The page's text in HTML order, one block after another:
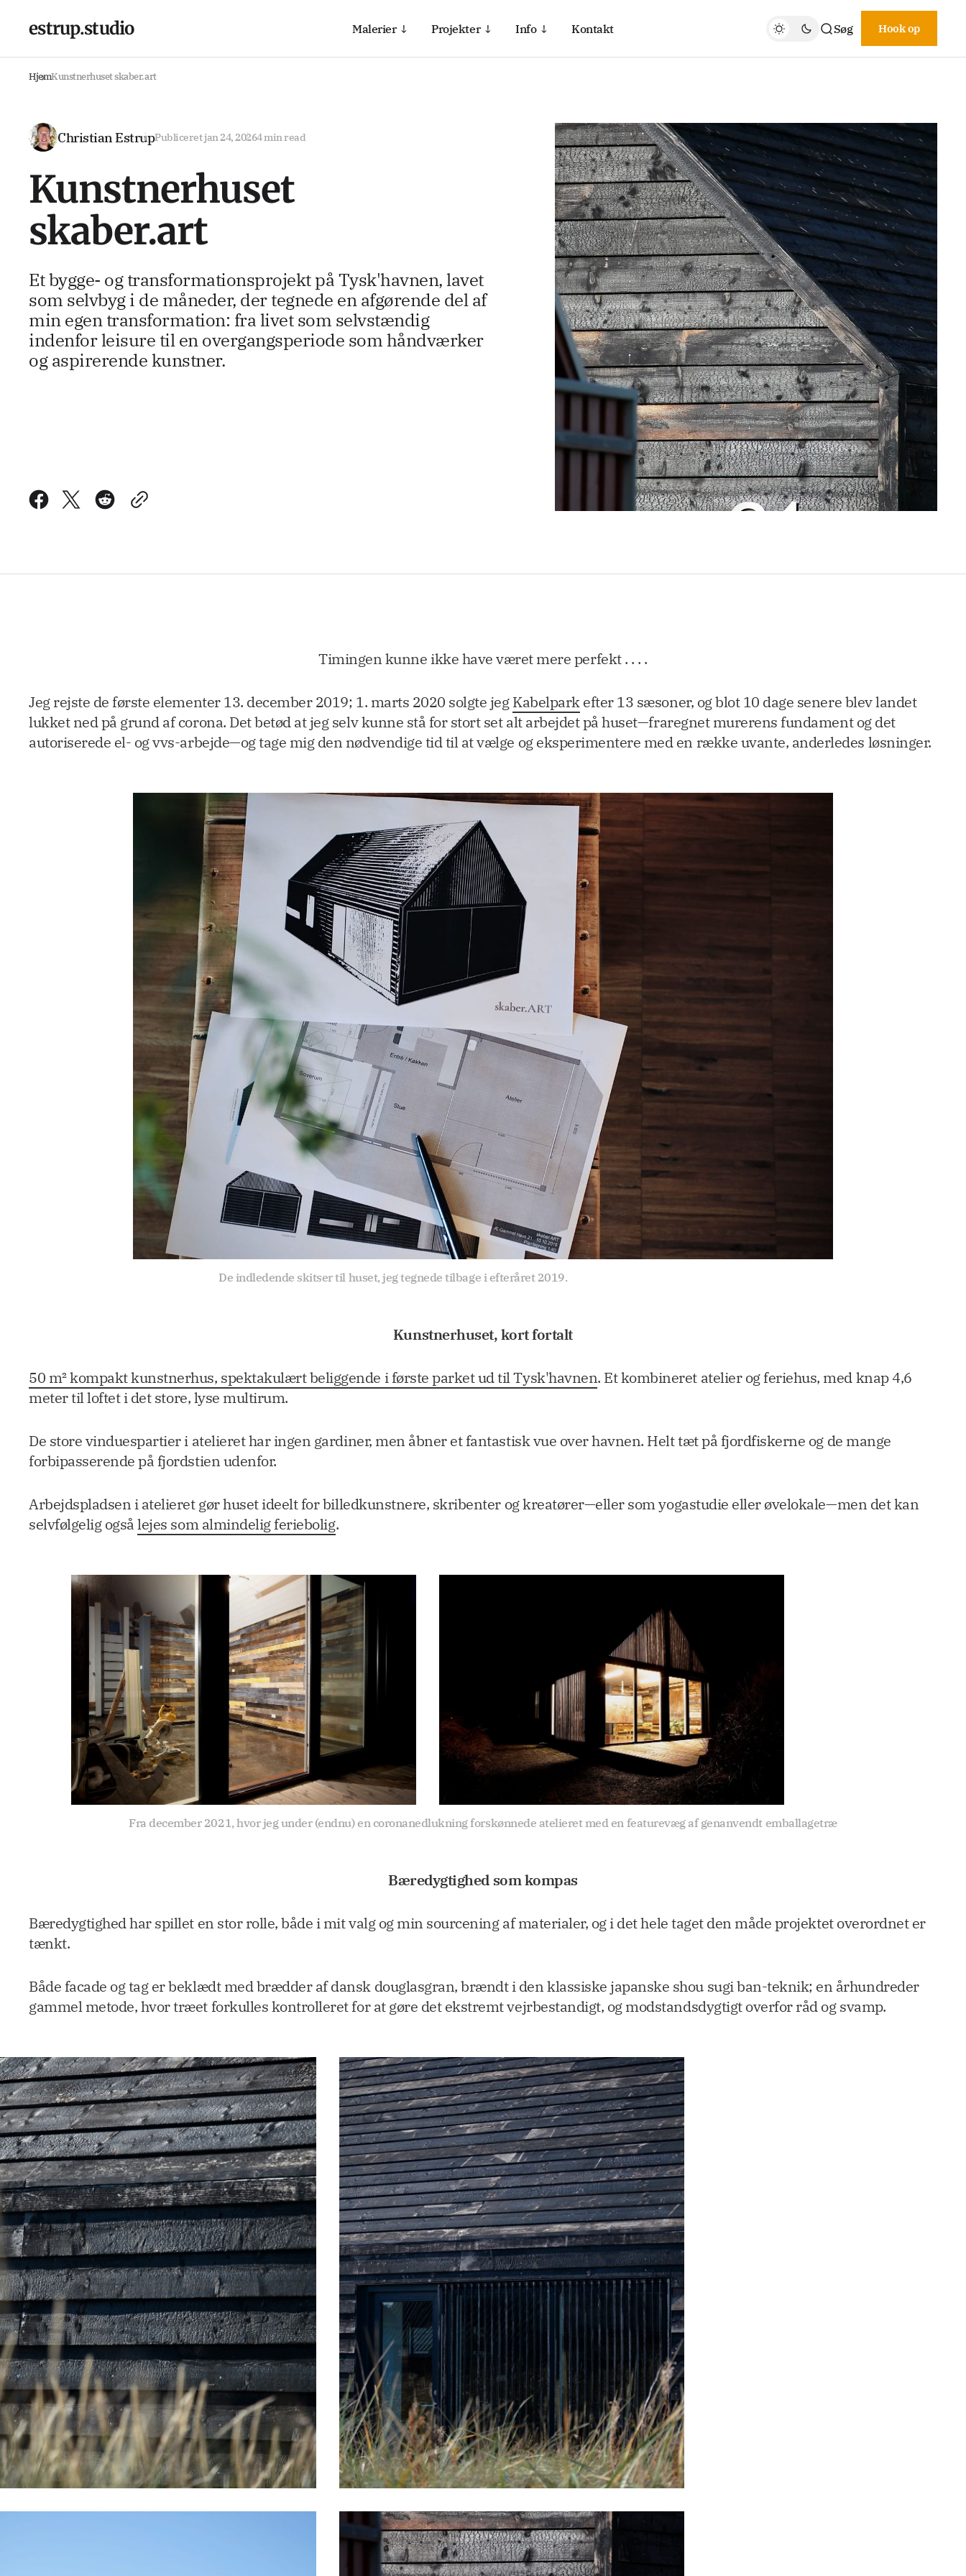
estrup.studio Malerier ↓ Projekter ↓ Info ↓ Kontakt Søg Hook op
HjemKunstnerhuset skaber.art
Christian EstrupPubliceretjan 24, 20264 min read
Kunstnerhuset
skaber.art
Et bygge- og transformationsprojekt på Tysk'havnen, lavet
som selvbyg i de måneder, der tegnede en afgørende del af
min egen transformation: fra livet som selvstændig
indenfor leisure til en overgangsperiode som håndværker
og aspirerende kunstner.
Timingen kunne ikke have været mere perfekt . . . .
Jeg rejste de første elementer 13. december 2019; 1. marts 2020 solgte jegKabelparkefter 13 sæsoner, og blot 10 dage senere blev landet
lukket ned på grund af corona. Det betød at jeg selv kunne stå for stort set alt arbejdet på huset—fraregnet murerens fundament og det
autoriserede el- og vvs-arbejde—og tage mig den nødvendige tid til at vælge og eksperimentere med en række uvante, anderledes løsninger.
De indledende skitser til huset, jeg tegnede tilbage i efteråret 2019.
Kunstnerhuset, kort fortalt
50 m² kompakt kunstnerhus, spektakulært beliggende i første parket ud til Tysk'havnen. Et kombineret atelier og feriehus, med knap 4,6
meter til loftet i det store, lyse multirum.
De store vinduespartier i atelieret har ingen gardiner, men åbner et fantastisk vue over havnen. Helt tæt på fjordfiskerne og de mange
forbipasserende på fjordstien udenfor.
Arbejdspladsen i atelieret gør huset ideelt for billedkunstnere, skribenter og kreatører—eller som yogastudie eller øvelokale—men det kan
selvfølgelig ogsålejes som almindelig feriebolig.
Fra december 2021, hvor jeg under (endnu) en coronanedlukning forskønnede atelieret med en featurevæg af genanvendt emballagetræ
Bæredygtighed som kompas
Bæredygtighed har spillet en stor rolle, både i mit valg og min sourcening af materialer, og i det hele taget den måde projektet overordnet er
tænkt.
Både facade og tag er beklædt med brædder af dansk douglasgran, brændt i den klassiske japanske shou sugi ban-teknik; en århundreder
gammel metode, hvor træet forkulles kontrolleret for at gøre det ekstremt vejrbestandigt, og modstandsdygtigt overfor råd og svamp.